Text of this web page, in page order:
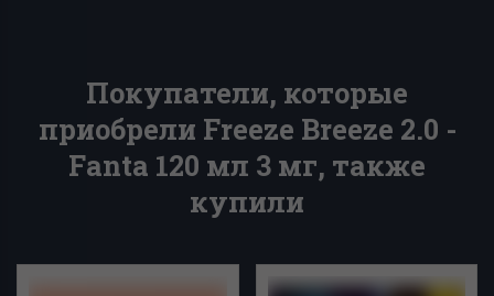
Покупатели, которые
приобрели Freeze Breeze 2.0 -
Fanta 120 мл 3 мг, также
купили